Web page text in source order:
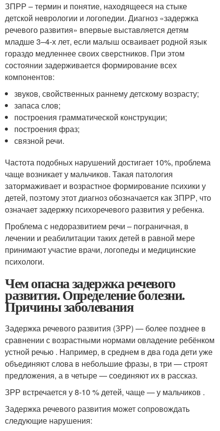
ЗПРР – термин и понятие, находящееся на стыке
детской неврологии и логопедии. Диагноз «задержка
речевого развития» впервые выставляется детям
младше 3–4-х лет, если малыш осваивает родной язык
гораздо медленнее своих сверстников. При этом
состоянии задерживается формирование всех
компонентов:
звуков, свойственных раннему детскому возрасту;
запаса слов;
построения грамматической конструкции;
построения фраз;
связной речи.
Частота подобных нарушений достигает 10%, проблема
чаще возникает у мальчиков. Такая патология
затормаживает и возрастное формирование психики у
детей, поэтому этот диагноз обозначается как ЗПРР, что
означает задержку психоречевого развития у ребенка.
Проблема с недоразвитием речи – пограничная, в
лечении и реабилитации таких детей в равной мере
принимают участие врачи, логопеды и медицинские
психологи.
Чем опасна задержка речевого
развития. Определение болезни.
Причины заболевания
Задержка речевого развития (ЗРР) — более позднее в
сравнении с возрастными нормами овладение ребёнком
устной речью . Например, в среднем в два года дети уже
объединяют слова в небольшие фразы, в три — строят
предложения, а в четыре — соединяют их в рассказ.
ЗРР встречается у 8-10 % детей, чаще — у мальчиков .
Задержка речевого развития может сопровождать
следующие нарушения: